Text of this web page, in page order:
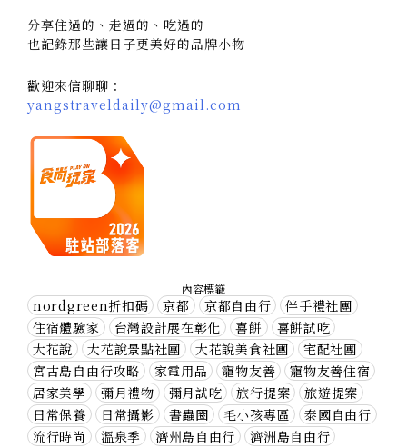
分享住過的、走過的、吃過的
也記錄那些讓日子更美好的品牌小物
歡迎來信聊聊：
yangstraveldaily@gmail.com
內容標籤
nordgreen折扣碼 京都 京都自由行
伴手禮社團
住宿體驗家
台灣設計展在彰化 喜餅
喜餅試吃
大花說
大花說景點社團 大花說美食社團
宅配社團
宮古島自由行攻略
家電用品 寵物友善
寵物友善住宿
居家美學
彌月禮物 彌月試吃 旅行提案
旅遊提案
日常保養
日常攝影 書蟲圈 毛小孩專區
泰國自由行
流行時尚
溫泉季 濟州島自由行
濟洲島自由行